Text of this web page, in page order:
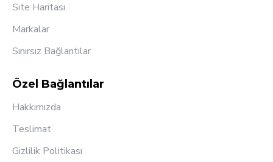
Site Haritası
Markalar
Sınırsız Bağlantılar
Özel Bağlantılar
Hakkımızda
Teslimat
Gizlilik Politikası